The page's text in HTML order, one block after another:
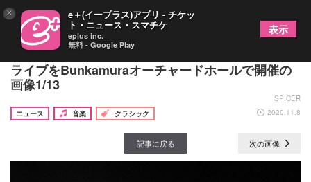
ヴァイオリニストのNAOTOがデビュー15周年記念
ライブをBunkamuraオーチャードホールで開催の
画像1/13
SPICER
ニュース
音楽 クラシック 2020.11.8
記事に戻る 次の画像
× e＋(イープラス)アプリ - チケッ
ト・ニュース・スマチケ
eplus inc.
無料 - Google Play
表示